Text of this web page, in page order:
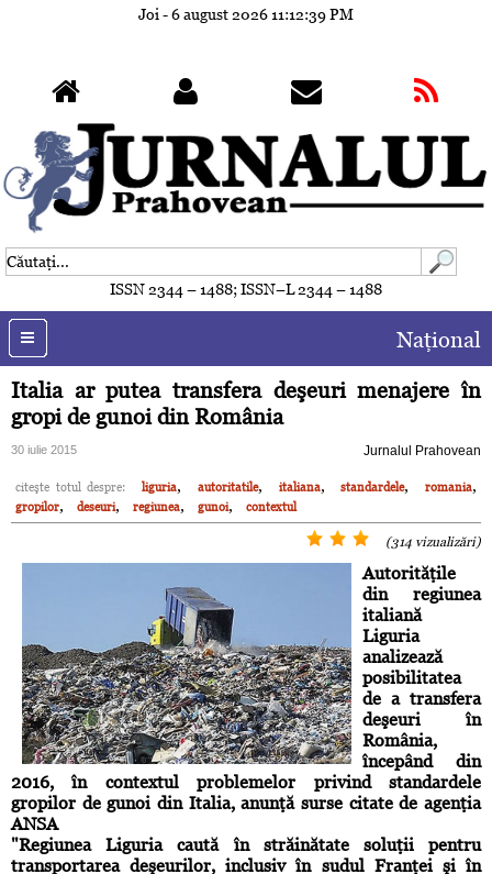
Joi - 6 august 202611:12:42 PM
ISSN 2344 – 1488; ISSN–L 2344 – 1488
Naţional
Italia ar putea transfera deşeuri menajere în
gropi de gunoi din România
30 iulie 2015 Jurnalul Prahovean
citeşte totul despre: liguria, autoritatile, italiana, standardele, romania,
gropilor, deseuri, regiunea, gunoi, contextul
(314 vizualizări)
Autorităţile
din regiunea
italiană
Liguria
analizează
posibilitatea
de a transfera
deşeuri în
România,
începând din
2016, în contextul problemelor privind standardele
gropilor de gunoi din Italia, anunţă surse citate de agenţia
ANSA
"Regiunea Liguria caută în străinătate soluţii pentru
transportarea deşeurilor, inclusiv în sudul Franţei şi în